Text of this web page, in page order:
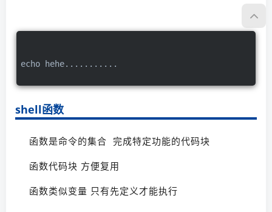
echo hehe...........
shell函数
函数是命令的集合  完成特定功能的代码块
函数代码块 方便复用
函数类似变量 只有先定义才能执行